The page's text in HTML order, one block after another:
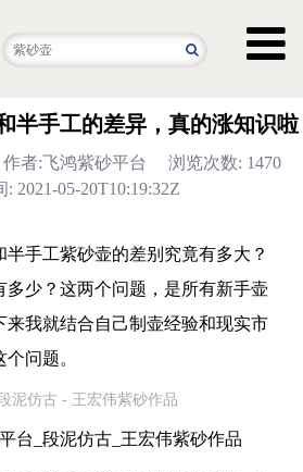
半手工的差异，真的涨知识啦
作者:飞鸿紫砂平台
浏览次数: 1470
: 2021-05-20T10:19:32Z
半手工紫砂壶的差别究竟有多大？
多少？这两个问题，是所有新手壶
来我就结合自己制壶经验和现实市
问题。
泥仿古 - 王宏伟紫砂作品